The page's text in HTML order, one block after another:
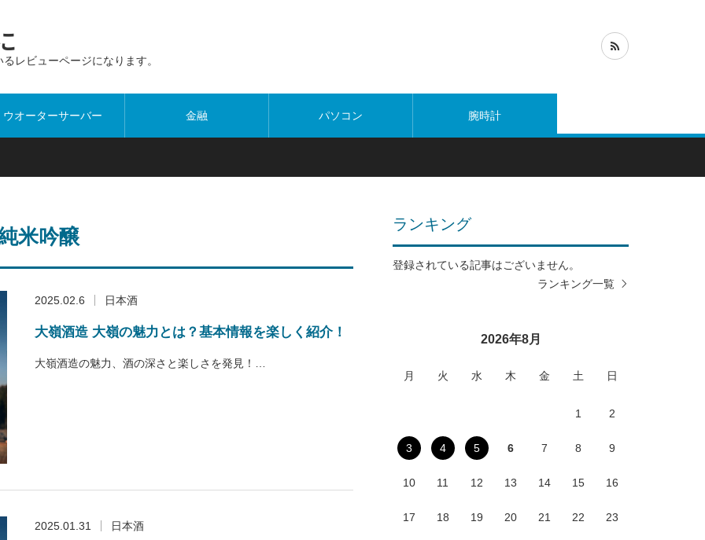
レビューページになります。
ウオーターサーバー 金融 パソコン 腕時計
米吟醸
2025.02.6 日本酒
大嶺酒造 大嶺の魅力とは？基本情報を楽しく紹介！
大嶺酒造の魅力、酒の深さと楽しさを発見！…
2025.01.31 日本酒
ランキング
登録されている記事はございません。
ランキング一覧
2026年8月
月 火 水 木 金 土 日
1 2
3 4 5 6 7 8 9
10 11 12 13 14 15 16
17 18 19 20 21 22 23